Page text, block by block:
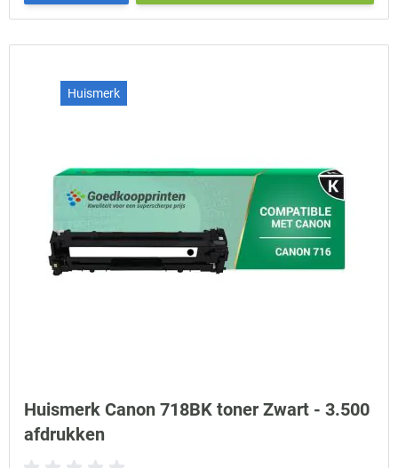
Huismerk
Huismerk Canon 718BK toner Zwart - 3.500
afdrukken